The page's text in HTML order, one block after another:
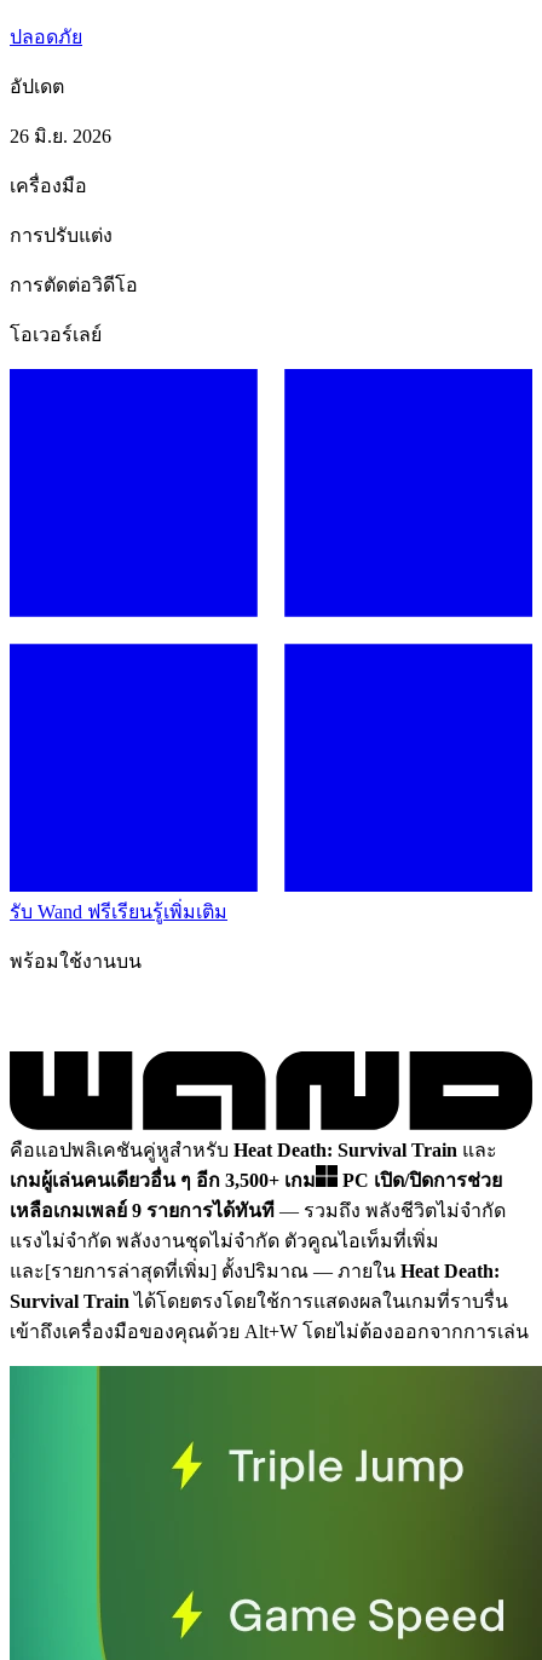
ปลอดภัย
อัปเดต
26 มิ.ย. 2026
เครื่องมือ
การปรับแต่ง
การตัดต่อวิดีโอ
โอเวอร์เลย์
รับ Wand ฟรีเรียนรู้เพิ่มเติม
พร้อมใช้งานบน
คือแอปพลิเคชันคู่หูสำหรับ Heat Death: Survival Train และ
เกมผู้เล่นคนเดียวอื่น ๆ อีก 3,500+ เกม
PC เปิด/ปิดการช่วย
เหลือเกมเพลย์ 9 รายการได้ทันที — รวมถึง พลังชีวิตไม่จำกัด
แรงไม่จำกัด พลังงานชุดไม่จำกัด ตัวคูณไอเท็มที่เพิ่ม
และ[รายการล่าสุดที่เพิ่ม] ตั้งปริมาณ — ภายใน Heat Death:
Survival Train ได้โดยตรงโดยใช้การแสดงผลในเกมที่ราบรื่น
เข้าถึงเครื่องมือของคุณด้วย Alt+W โดยไม่ต้องออกจากการเล่น